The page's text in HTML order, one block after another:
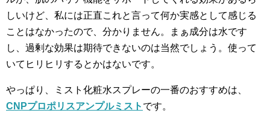
しいけど、私には正直これと言って何か実感として感じる
ことはなかったので、分かりません。まぁ成分は水です
し、過剰な効果は期待できないのは当然でしょう。使って
いてヒリヒリするとかはないです。
やっぱり、ミスト化粧水スプレーの一番のおすすめは、
CNPプロポリスアンプルミスト です。